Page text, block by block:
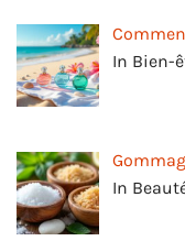
In Bien-
In